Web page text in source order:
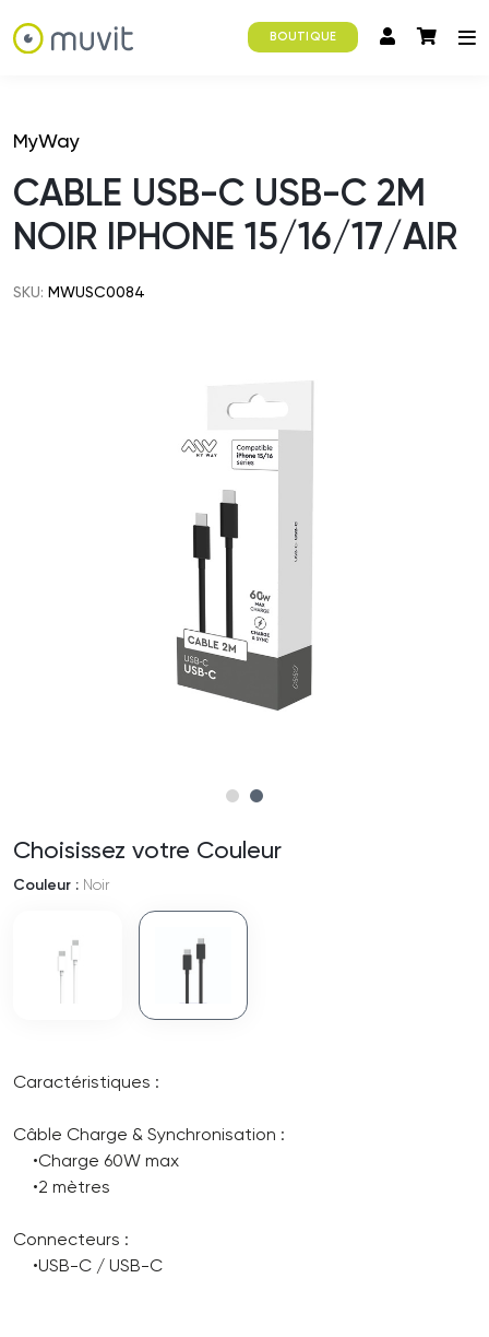
BOUTIQUE
MyWay
CABLE USB-C USB-C 2M
NOIR IPHONE 15/16/17/AIR
SKU: MWUSC0084
Choisissez votre Couleur
Couleur : Noir
Caractéristiques :
Câble Charge & Synchronisation :
•Charge 60W max
•2 mètres
Connecteurs :
•USB-C / USB-C